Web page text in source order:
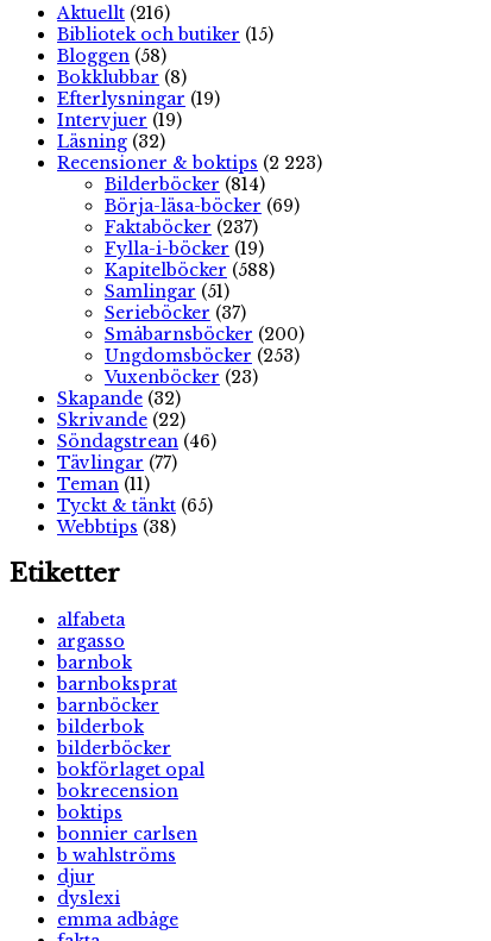
Aktuellt (216)
Bibliotek och butiker (15)
Bloggen (58)
Bokklubbar (8)
Efterlysningar (19)
Intervjuer (19)
Läsning (32)
Recensioner & boktips (2 223)
Bilderböcker (814)
Börja-läsa-böcker (69)
Faktaböcker (237)
Fylla-i-böcker (19)
Kapitelböcker (588)
Samlingar (51)
Serieböcker (37)
Småbarnsböcker (200)
Ungdomsböcker (253)
Vuxenböcker (23)
Skapande (32)
Skrivande (22)
Söndagstrean (46)
Tävlingar (77)
Teman (11)
Tyckt & tänkt (65)
Webbtips (38)
Etiketter
alfabeta
argasso
barnbok
barnboksprat
barnböcker
bilderbok
bilderböcker
bokförlaget opal
bokrecension
boktips
bonnier carlsen
b wahlströms
djur
dyslexi
emma adbåge